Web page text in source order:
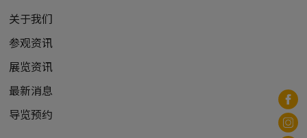
关于我们
参观资讯
展览资讯
最新消息
导览预约